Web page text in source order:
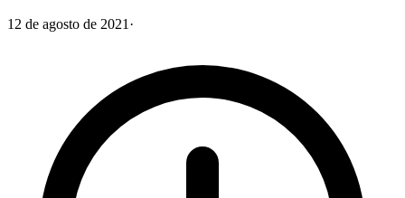
12 de agosto de 2021 ·